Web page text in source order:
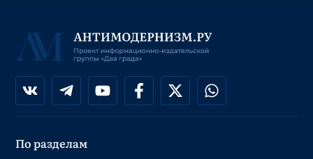
По разделам